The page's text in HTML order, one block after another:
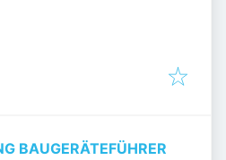
BAUGERÄTEFÜHRER